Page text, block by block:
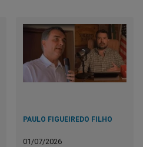
PAULO FIGUEIREDO FILHO
01/07/2026